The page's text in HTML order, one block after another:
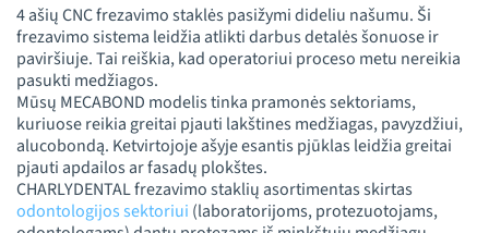
4 ašių CNC frezavimo staklės pasižymi dideliu našumu. Ši
frezavimo sistema leidžia atlikti darbus detalės šonuose ir
paviršiuje. Tai reiškia, kad operatoriui proceso metu nereikia
pasukti medžiagos.
Mūsų MECABOND modelis tinka pramonės sektoriams,
kuriuose reikia greitai pjauti lakštines medžiagas, pavyzdžiui,
alucobondą. Ketvirtojoje ašyje esantis pjūklas leidžia greitai
pjauti apdailos ar fasadų plokštes.
CHARLYDENTAL frezavimo staklių asortimentas skirtas
odontologijos sektoriui (laboratorijoms, protezuotojams,